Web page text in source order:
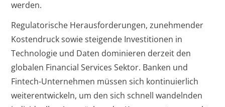
werden.
Regulatorische Herausforderungen, zunehmender
Kostendruck sowie steigende Investitionen in
Technologie und Daten dominieren derzeit den
globalen Financial Services Sektor. Banken und
Fintech-Unternehmen müssen sich kontinuierlich
weiterentwickeln, um den sich schnell wandelnden